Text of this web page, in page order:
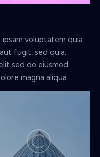
voluptatem quia
fugit, sed quia.
sed do eiusmod
magna aliqua.